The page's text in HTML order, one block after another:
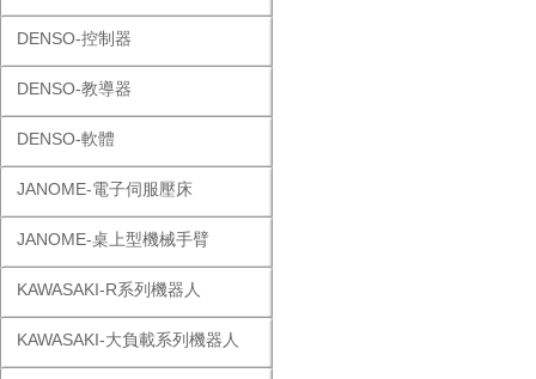
DENSO-控制器
DENSO-教導器
DENSO-軟體
JANOME-電子伺服壓床
JANOME-桌上型機械手臂
KAWASAKI-R系列機器人
KAWASAKI-大負載系列機器人